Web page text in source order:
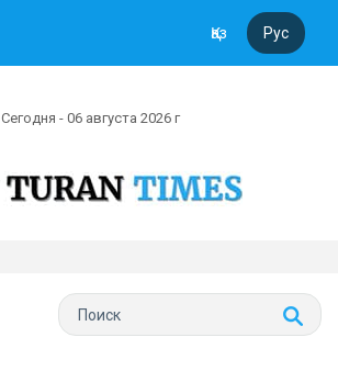
Қаз Рус
Сегодня - 06 августа 2026 г